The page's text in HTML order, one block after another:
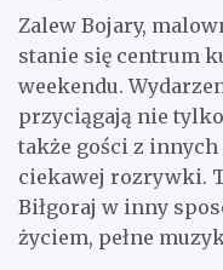
Zalew Bojary,
stanie się centrum
weekendu.
przyciągają nie
także gości z
ciekawej rozrywki.
Biłgoraj w inny
życiem, pełne